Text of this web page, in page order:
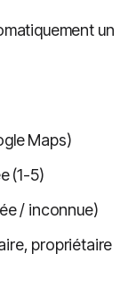
un
Maps)
(1-5)
/ inconnue)
propriétaire